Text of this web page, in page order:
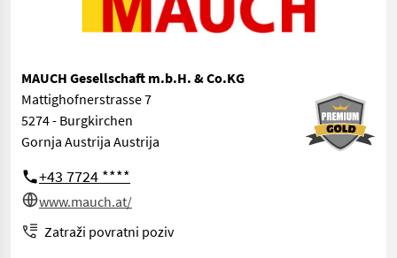
MAUCH Gesellschaft m.b.H. & Co.KG
Mattighofnerstrasse 7
5274 - Burgkirchen
Gornja Austrija Austrija
+43 7724 ****
www.mauch.at/
Zatraži povratni poziv